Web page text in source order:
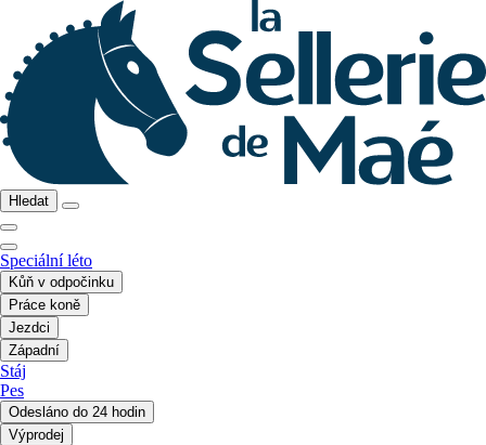
Hledat
Speciální léto
Kůň v odpočinku
Práce koně
Jezdci
Západní
Stáj
Pes
Odesláno do 24 hodin
Výprodej